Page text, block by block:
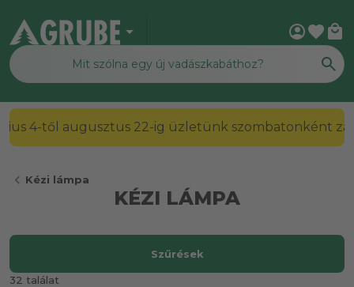
arrow_drop_down account_circlefavorite local_mall
2026. július 4-től augusztus 22-ig üzletünk
chevron_left Kézi lámpa
KÉZI LÁMPA
32 találat
Szűrések